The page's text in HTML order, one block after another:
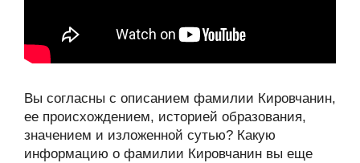
Вы согласны с описанием фамилии Кировчанин,
ее происхождением, историей образования,
значением и изложенной сутью? Какую
информацию о фамилии Кировчанин вы еще